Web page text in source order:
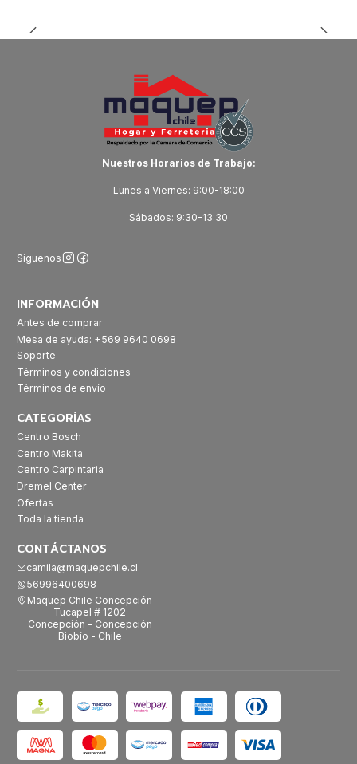
Nuestros Horarios de Trabajo:
Lunes a Viernes: 9:00-18:00
Sábados: 9:30-13:30
Síguenos
INFORMACIÓN
Antes de comprar
Mesa de ayuda: +569 9640 0698
Soporte
Términos y condiciones
Términos de envío
CATEGORÍAS
Centro Bosch
Centro Makita
Centro Carpintaria
Dremel Center
Ofertas
Toda la tienda
CONTÁCTANOS
camila@maquepchile.cl
56996400698
Maquep Chile Concepción
Tucapel # 1202
Concepción - Concepción
Biobío - Chile